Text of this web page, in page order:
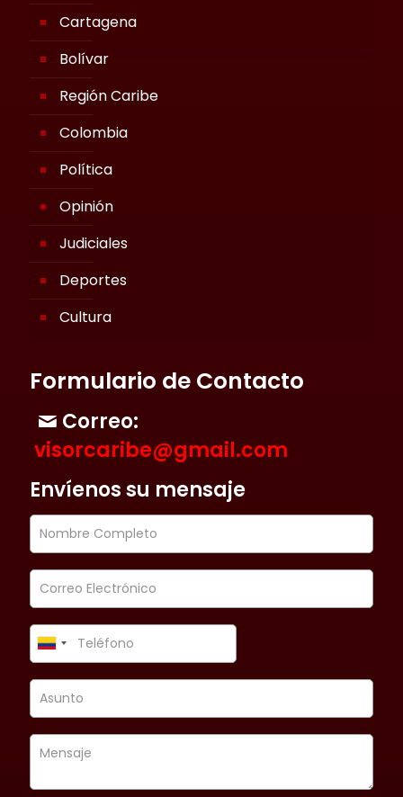
Cartagena
Bolívar
Región Caribe
Colombia
Política
Opinión
Judiciales
Deportes
Cultura
Formulario de Contacto
Correo:
visorcaribe@gmail.com
Envíenos su mensaje